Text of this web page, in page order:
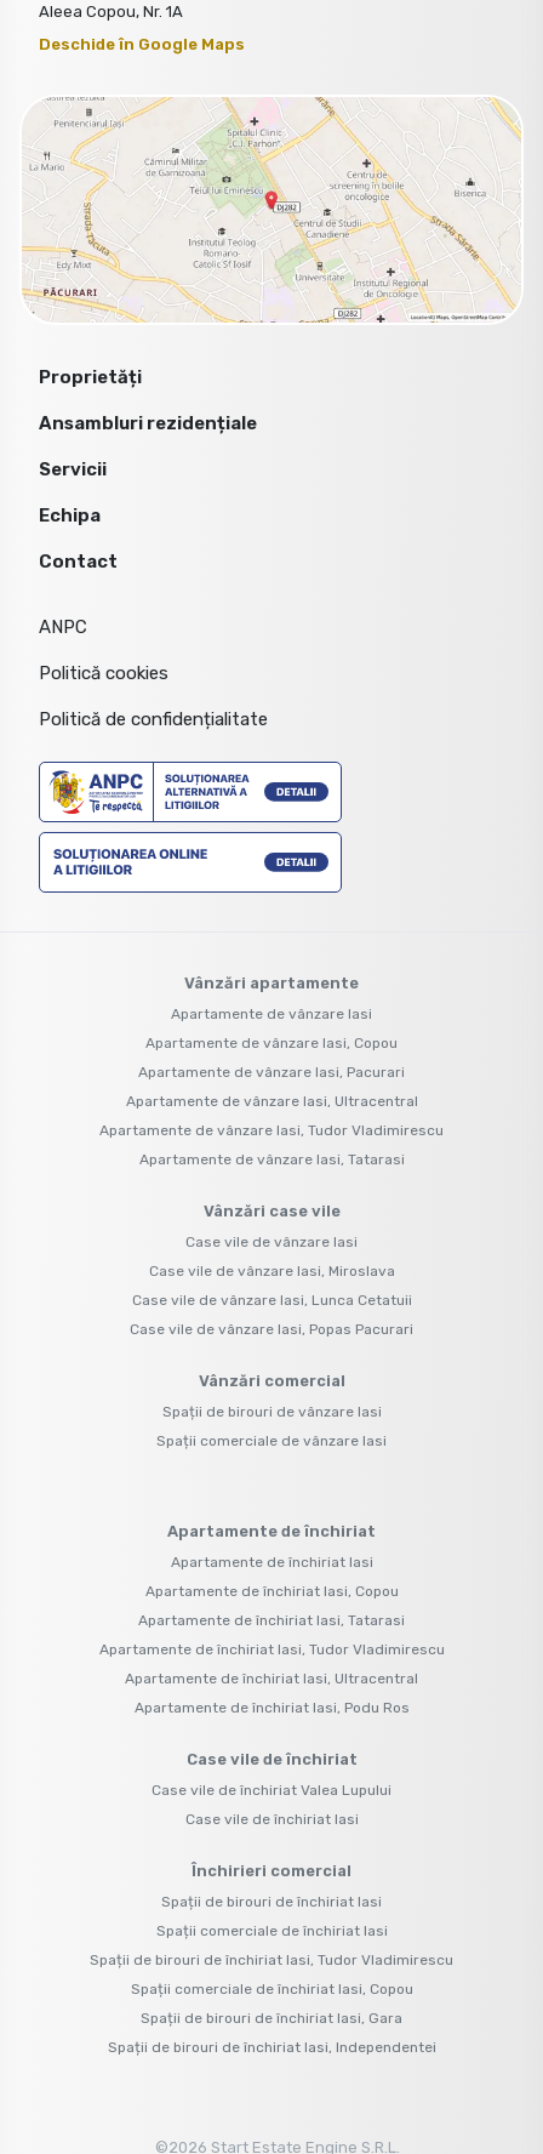
Aleea Copou, Nr. 1A
Deschide în Google Maps
Proprietăți
Ansambluri rezidențiale
Servicii
Echipa
Contact
ANPC
Politică cookies
Politică de confidențialitate
Vânzări apartamente
Apartamente de vânzare Iasi
Apartamente de vânzare Iasi, Copou
Apartamente de vânzare Iasi, Pacurari
Apartamente de vânzare Iasi, Ultracentral
Apartamente de vânzare Iasi, Tudor Vladimirescu
Apartamente de vânzare Iasi, Tatarasi
Vânzări case vile
Case vile de vânzare Iasi
Case vile de vânzare Iasi, Miroslava
Case vile de vânzare Iasi, Lunca Cetatuii
Case vile de vânzare Iasi, Popas Pacurari
Vânzări comercial
Spații de birouri de vânzare Iasi
Spații comerciale de vânzare Iasi
Apartamente de închiriat
Apartamente de închiriat Iasi
Apartamente de închiriat Iasi, Copou
Apartamente de închiriat Iasi, Tatarasi
Apartamente de închiriat Iasi, Tudor Vladimirescu
Apartamente de închiriat Iasi, Ultracentral
Apartamente de închiriat Iasi, Podu Ros
Case vile de închiriat
Case vile de închiriat Valea Lupului
Case vile de închiriat Iasi
Închirieri comercial
Spații de birouri de închiriat Iasi
Spații comerciale de închiriat Iasi
Spații de birouri de închiriat Iasi, Tudor Vladimirescu
Spații comerciale de închiriat Iasi, Copou
Spații de birouri de închiriat Iasi, Gara
Spații de birouri de închiriat Iasi, Independentei
©2026 Start Estate Engine S.R.L.